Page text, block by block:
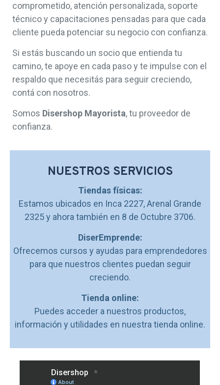
comprometido, atención personalizada, soporte
técnico y capacitaciones pensadas para que cada
cliente pueda potenciar su negocio con confianza.
Si estás buscando un socio que entienda tu
camino, te apoye en cada paso y te impulse con el
respaldo que necesitás para seguir creciendo,
contá con nosotros.
Somos Disershop Mayorista, tu proveedor de
confianza.
NUESTROS SERVICIOS
Tiendas físicas:
Estamos ubicados en Inca 2227, Arenal Grande
2325 y ahora también en 8 de Octubre 3706.
DiserEmprende:
Ofrecemos cursos y ayudas para emprendedores
para que nuestros clientes puedan seguir
creciendo.
Tienda online:
Puedes acceder a nuestros productos,
información y utilidades en nuestra tienda online.